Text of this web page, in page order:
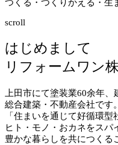
つくる・つくりかえる・生
scroll
はじめまして
リフォームワン
上田市にて塗装業60余年、
総合建築・不動産会社です。
「住まいを通じて好循環
ヒト・モノ・おカネをスパ
豊かな暮らしを共につくる